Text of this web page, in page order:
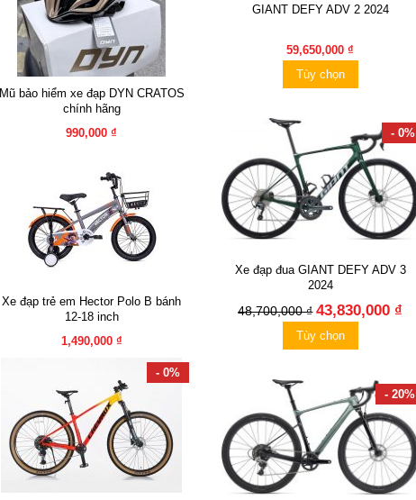
Mũ bảo hiểm xe đạp DYN CRATOS
chính hãng
990,000 ₫
Xe đạp trẻ em Hector Polo B bánh
12-18 inch
1,490,000 ₫
- 0%
GIANT DEFY ADV 2 2024
59,650,000 ₫
Tùy chọn
- 0%
Xe đạp đua GIANT DEFY ADV 3
2024
48,700,000 ₫ 43,830,000 ₫
Tùy chọn
- 20%